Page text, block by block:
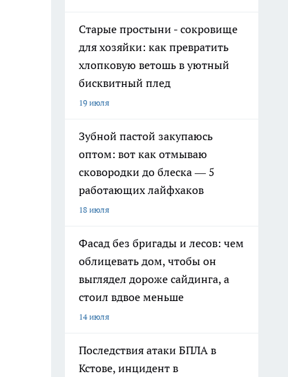
Старые простыни - сокровище
для хозяйки: как превратить
хлопковую ветошь в уютный
бисквитный плед
19 июля
Зубной пастой закупаюсь
оптом: вот как отмываю
сковородки до блеска — 5
работающих лайфхаков
18 июля
Фасад без бригады и лесов: чем
облицевать дом, чтобы он
выглядел дороже сайдинга, а
стоил вдвое меньше
14 июля
Последствия атаки БПЛА в
Кстове, инцидент в